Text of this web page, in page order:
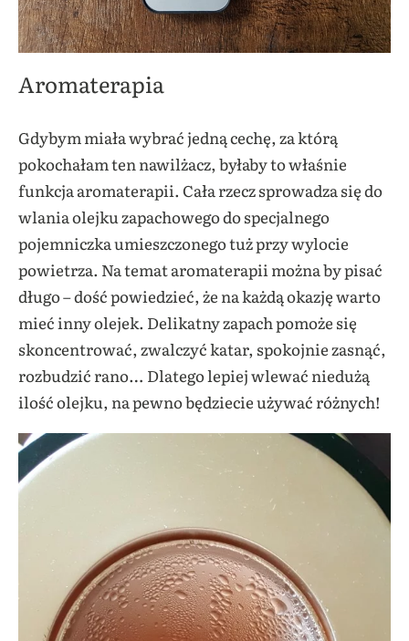
Aromaterapia
Gdybym miała wybrać jedną cechę, za którą
pokochałam ten nawilżacz, byłaby to właśnie
funkcja aromaterapii. Cała rzecz sprowadza się do
wlania olejku zapachowego do specjalnego
pojemniczka umieszczonego tuż przy wylocie
powietrza. Na temat aromaterapii można by pisać
długo – dość powiedzieć, że na każdą okazję warto
mieć inny olejek. Delikatny zapach pomoże się
skoncentrować, zwalczyć katar, spokojnie zasnąć,
rozbudzić rano… Dlatego lepiej wlewać niedużą
ilość olejku, na pewno będziecie używać różnych!